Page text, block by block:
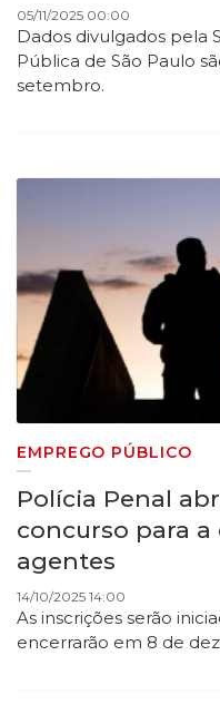
05/11/2025 00:00
Dados divulgados pela
Pública de São Paulo
setembro.
EMPREGO PÚBLICO
​Polícia Penal
concurso para a
agentes
14/10/2025 14:00
As inscrições serão
encerrarão em 8 de